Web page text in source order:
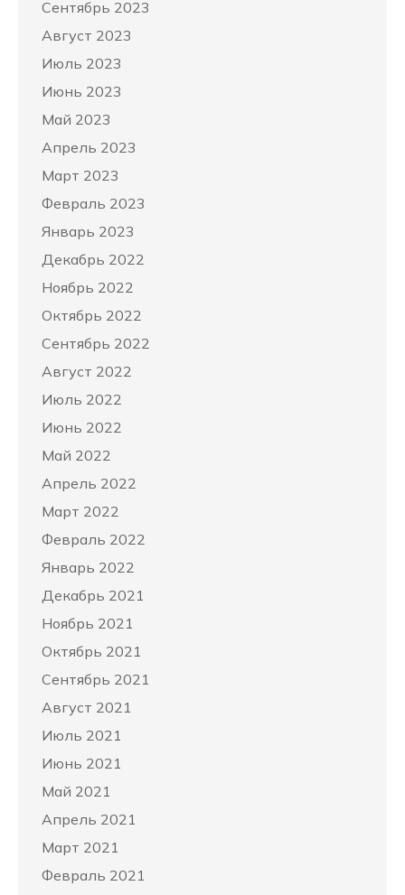
Сентябрь 2023
Август 2023
Июль 2023
Июнь 2023
Май 2023
Апрель 2023
Март 2023
Февраль 2023
Январь 2023
Декабрь 2022
Ноябрь 2022
Октябрь 2022
Сентябрь 2022
Август 2022
Июль 2022
Июнь 2022
Май 2022
Апрель 2022
Март 2022
Февраль 2022
Январь 2022
Декабрь 2021
Ноябрь 2021
Октябрь 2021
Сентябрь 2021
Август 2021
Июль 2021
Июнь 2021
Май 2021
Апрель 2021
Март 2021
Февраль 2021